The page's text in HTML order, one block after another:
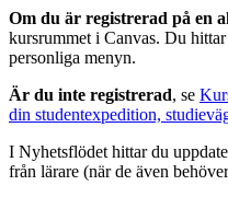
Om du är registrerad på en
kursrummet i Canvas. Du
personliga menyn.
Är du inte registrerad, se
din studentexpedition,
I Nyhetsflödet hittar du
från lärare (när de även